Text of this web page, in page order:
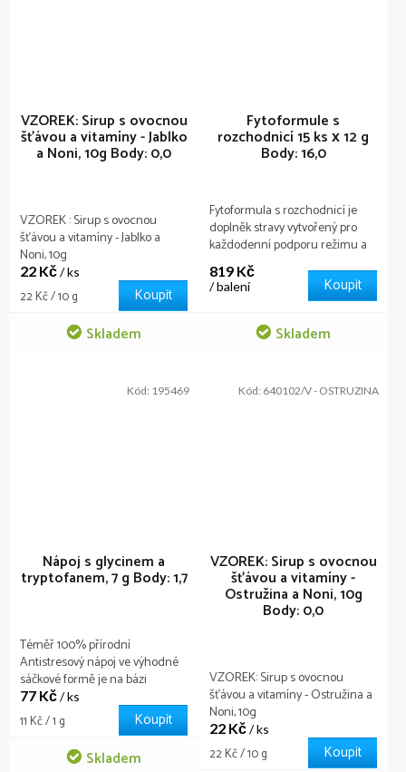
VZOREK: Sirup s ovocnou
šťávou a vitamíny - Jablko
a Noni, 10g Body: 0,0
Skladem
22 Kč/ ks
Měrná
22 Kč / 10 g Koupit
VZOREK : Sirup s ovocnou
šťávou a vitamíny - Jablko a
Noni, 10g
Fytoformule s
rozchodnicí 15 ks х 12 g
Body: 16,0
Skladem
819 Kč
/ balení Koupit
Fytoformula s rozchodnicí je
doplněk stravy vytvořený pro
každodenní podporu režimu a
celkové pohody – v období
zvýšené zátěže i v časech, kdy
tělo prochází přirozenými
Nápoj s glycinem a
tryptofanem, 7 g Body: 1,7
Skladem
77 Kč/ ks
Měrná
11 Kč / 1 g Koupit
Téměř 100% přírodní
Antistresový nápoj ve výhodné
sáčkové formě je na bázi
glycinu a tryptofanu, obohacený
o výtažky z šípků, heřmánku,
oregana a třezalky, s
komplexem vitamínů B.
Kód: 195469
VZOREK: Sirup s ovocnou
šťávou a vitamíny -
Ostružina a Noni, 10g
Body: 0,0
22 Kč/ ks
Měrná
22 Kč / 10 g Koupit
VZOREK: Sirup s ovocnou
šťávou a vitamíny - Ostružina a
Noni, 10g
Kód: 640102/V - OSTRUZINA